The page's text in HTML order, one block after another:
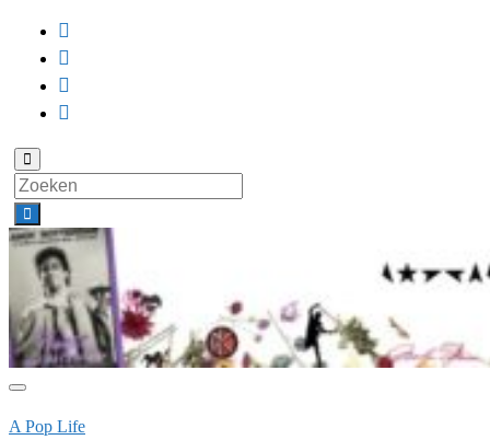
Toggle
zoekformulier
Search
for:
Toggle
A Pop Life